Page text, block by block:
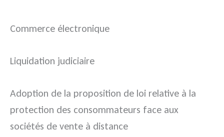
Commerce électronique
Liquidation judiciaire
Adoption de la proposition de loi relative à la
protection des consommateurs face aux
sociétés de vente à distance